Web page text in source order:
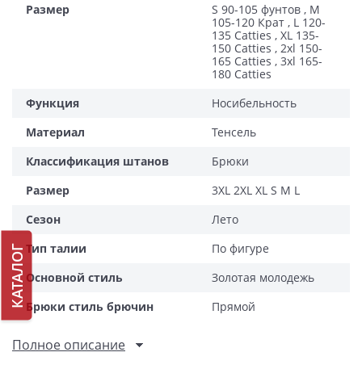
КАТАЛОГ
Размер
S 90-105 фунтов , М
105-120 Крат , L 120-
135 Catties , XL 135-
150 Catties , 2xl 150-
165 Catties , 3xl 165-
180 Catties
Функция
Носибельность
Материал
Тенсель
Классификация штанов
Брюки
Размер
3XL 2XL XL S M L
Сезон
Лето
Тип талии
По фигуре
Основной стиль
Золотая молодежь
Брюки стиль брючин
Прямой
Полное описание